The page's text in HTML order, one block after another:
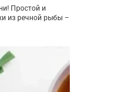
Простой и
из речной рыбы –